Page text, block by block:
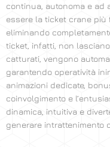
continua, autonoma e ad
essere la ticket crane più
eliminando
ticket, infatti, non
catturati, vengono
garantendo operatività
animazioni dedicate,
coinvolgimento e
dinamica, intuitiva e
generare intrattenimento